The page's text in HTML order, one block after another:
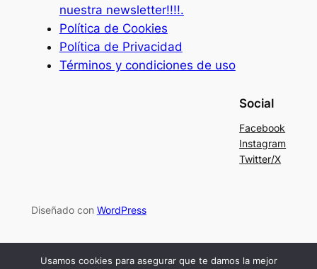
nuestra newsletter!!!!.
Política de Cookies
Política de Privacidad
Términos y condiciones de uso
Social
Facebook
Instagram
Twitter/X
Diseñado con WordPress
Usamos cookies para asegurar que te damos la mejor